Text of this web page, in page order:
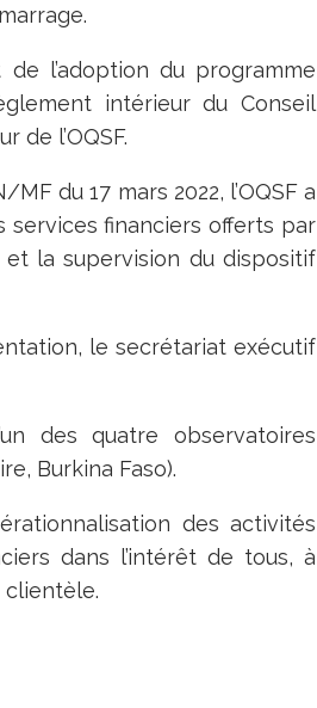
l’adoption du programme
intérieur du Conseil
de l’OQSF.
du 17 mars 2022, l’OQSF a
financiers offerts par
la supervision du dispositif
le secrétariat exécutif
des quatre observatoires
Burkina Faso).
des activités
dans l’intérêt de tous, à
clientèle.